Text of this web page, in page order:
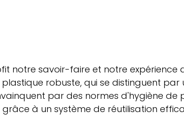
notre savoir-faire et notre
robuste, qui se distinguent
par des normes d'hygiène de
à un système de réutilisation